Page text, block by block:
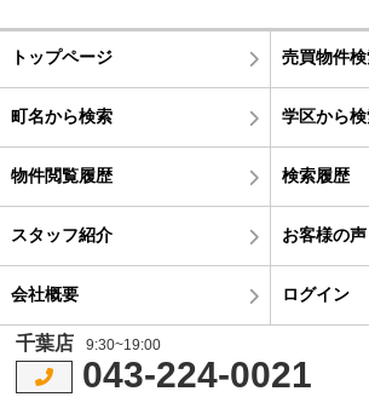
トップページ 売買物件
町名から検索 学区から
物件閲覧履歴 検索履歴
スタッフ紹介 お客様の声
会社概要 ログイン
千葉店 9:30~19:00
043-224-0021